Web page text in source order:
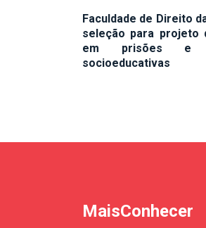
Faculdade de Direito
seleção para projeto
em prisões e
socioeducativas
MaisConhecer